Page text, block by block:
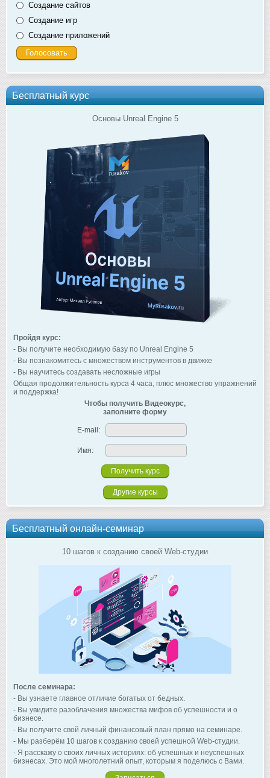
Создание сайтов
Создание игр
Создание приложений
Бесплатный курс
Основы Unreal Engine 5
Пройдя курс:
- Вы получите необходимую базу по Unreal Engine 5
- Вы познакомитесь с множеством инструментов в движке
- Вы научитесь создавать несложные игры
Общая продолжительность курса 4 часа, плюс множество упражнений
и поддержка!
Чтобы получить Видеокурс,
заполните форму
E-mail:
Имя:
Другие курсы
Бесплатный онлайн-семинар
10 шагов к созданию своей Web-студии
После семинара:
- Вы узнаете главное отличие богатых от бедных.
- Вы увидите разоблачения множества мифов об успешности и о
бизнесе.
- Вы получите свой личный финансовый план прямо на семинаре.
- Мы разберём 10 шагов к созданию своей успешной Web-студии.
- Я расскажу о своих личных историях: об успешных и неуспешных
бизнесах. Это мой многолетний опыт, которым я поделюсь с Вами.